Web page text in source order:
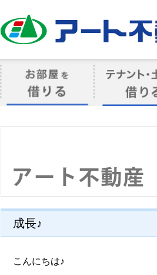
アート不動産
成長♪
こんにちは♪